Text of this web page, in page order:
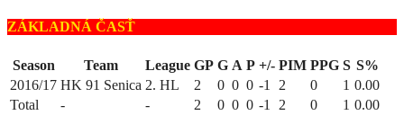
ZÁKLADNÁ ČASŤ
Season Team League GP G A P +/- PIM PPG S S%
2016/17 HK 91 Senica 2. HL 2 0 0 0 -1 2 0 1 0.00
Total
- - 2 0 0 0 -1 2 0 1 0.00